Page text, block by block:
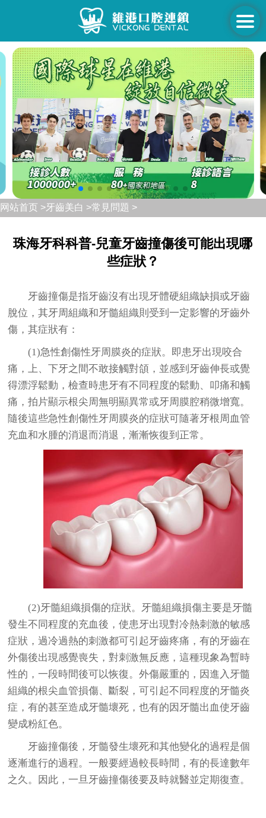
网站首页 >牙齒美白 >常見問題 >
珠海牙科科普-兒童牙齒撞傷後可能出現哪
些症狀？
牙齒撞傷是指牙齒沒有出現牙體硬組織缺損或牙齒
脫位，其牙周組織和牙髓組織則受到一定影響的牙齒外
傷，其症狀有：
(1)急性創傷性牙周膜炎的症狀。即患牙出現咬合
痛，上、下牙之間不敢接觸對頜，並感到牙齒伸長或覺
得漂浮鬆動，檢查時患牙有不同程度的鬆動、叩痛和觸
痛，拍片顯示根尖周無明顯異常或牙周膜腔稍微增寬。
隨後這些急性創傷性牙周膜炎的症狀可隨著牙根周血管
充血和水腫的消退而消退，漸漸恢復到正常。
(2)牙髓組織損傷的症狀。牙髓組織損傷主要是牙髓
發生不同程度的充血後，使患牙出現對冷熱刺激的敏感
症狀，過冷過熱的刺激都可引起牙齒疼痛，有的牙齒在
外傷後出現感覺喪失，對刺激無反應，這種現象為暫時
性的，一段時間後可以恢復。外傷嚴重的，因進入牙髓
組織的根尖血管損傷、斷裂，可引起不同程度的牙髓炎
症，有的甚至造成牙髓壞死，也有的因牙髓出血使牙齒
變成粉紅色。
牙齒撞傷後，牙髓發生壞死和其他變化的過程是個
逐漸進行的過程。一般要經過較長時間，有的長達數年
之久。因此，一旦牙齒撞傷後要及時就醫並定期復查。